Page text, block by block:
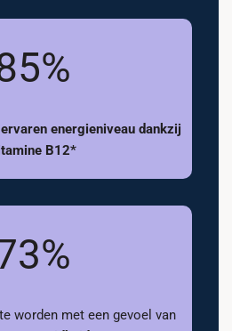
ervaren energieniveau dankzij
B12*
worden met een gevoel van